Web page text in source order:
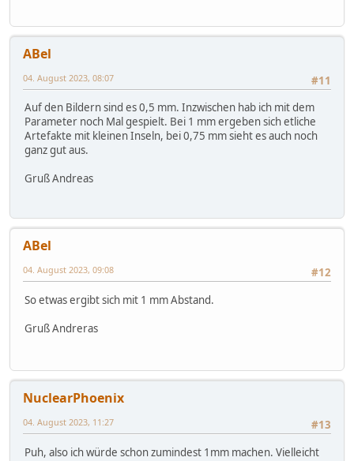
ABel
#11
04. August 2023, 08:07
Auf den Bildern sind es 0,5 mm. Inzwischen hab ich mit dem
Parameter noch Mal gespielt. Bei 1 mm ergeben sich etliche
Artefakte mit kleinen Inseln, bei 0,75 mm sieht es auch noch
ganz gut aus.
Gruß Andreas
ABel
#12
04. August 2023, 09:08
So etwas ergibt sich mit 1 mm Abstand.
Gruß Andreras
NuclearPhoenix
#13
04. August 2023, 11:27
Puh, also ich würde schon zumindest 1mm machen. Vielleicht